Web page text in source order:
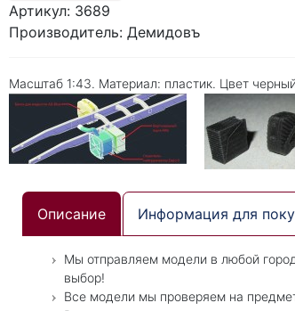
Артикул: 3689
Производитель: Демидовъ
Масштаб 1:43. Материал: пластик. Цвет
Описание Информация для
Мы отправляем модели в любой
выбор!
Все модели мы проверяем на